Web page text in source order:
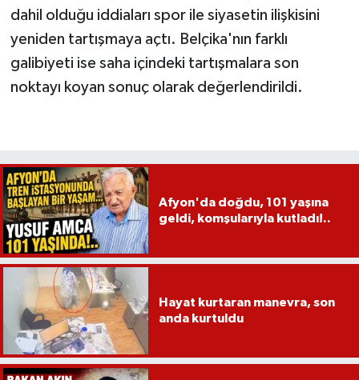
dahil olduğu iddiaları spor ile siyasetin ilişkisini
yeniden tartışmaya açtı. Belçika'nın farklı
galibiyeti ise saha içindeki tartışmalara son
noktayı koyan sonuç olarak değerlendirildi.
Afyon'da doğdu, 101 yaşına
geldi, komşularıyla kutladı!..
Hayat kurtaran manevra, son
anda kurtuldu